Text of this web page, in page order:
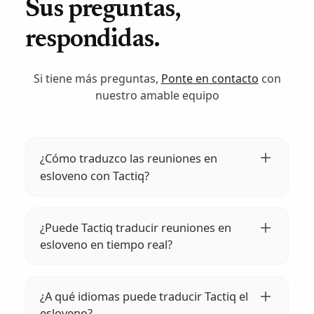
Sus preguntas,
respondidas.
Si tiene más preguntas, Ponte en contacto con
nuestro amable equipo
¿Cómo traduzco las reuniones en
esloveno con Tactiq?
inicia tu reunión y Tactiq transcribirá y
traducirá automáticamente el esloveno a
más de 35 idiomas. ¡Es rápido y fácil!
¿Puede Tactiq traducir reuniones en
esloveno en tiempo real?
traducción en tiempo real de las reuniones
en esloveno, lo que garantiza traducciones
¿A qué idiomas puede traducir Tactiq el